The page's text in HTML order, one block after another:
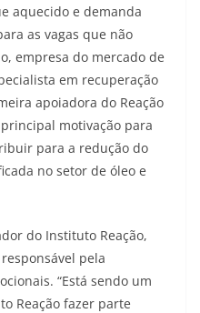
aquecido e demanda
as vagas que não
empresa do mercado de
em recuperação
apoiadora do Reação
motivação para
para a redução do
no setor de óleo e
do Instituto Reação,
pela
“Está sendo um
Reação fazer parte